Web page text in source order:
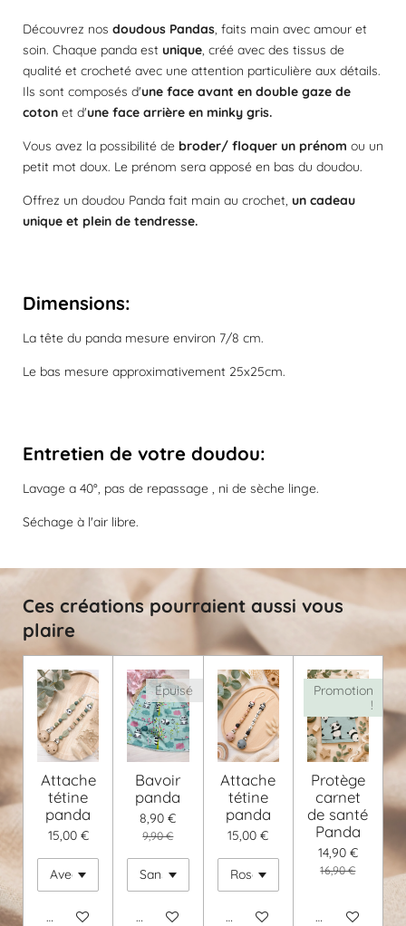
o
n
:
0
é
t
o
l
e
l
e
l
e
s
l
e
s
l
e
s
l
e
s
v
a
u
a
t
o
n
Découvrez nos doudous Pandas, faits main avec amour et
soin. Chaque panda est unique, créé avec des tissus de
qualité et crocheté avec une attention particulière aux détails.
Ils sont composés d'une face avant en double gaze de
coton et d'une face arrière en minky gris.
Vous avez la possibilité de broder/ floquer un prénom ou un
petit mot doux. Le prénom sera apposé en bas du doudou.
Offrez un doudou Panda fait main au crochet, un cadeau
unique et plein de tendresse.
Dimensions:
La tête du panda mesure environ 7/8 cm.
Le bas mesure approximativement 25x25cm.
Entretien de votre doudou:
Lavage a 40°, pas de repassage , ni de sèche linge.
Séchage à l'air libre.
Ces créations pourraient aussi vous
plaire
Attache
tétine
panda
15,00 €
Voir les détails
Épuisé
Bavoir
panda
8,90 €
9,90 €
M'avertir si disponible
Attache
tétine
panda
15,00 €
Voir les détails
Promotion
!
Protège
carnet
de santé
Panda
14,90 €
16,90 €
Voir les détails